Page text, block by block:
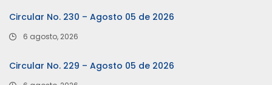
Circular No. 230 – Agosto 05 de 2026
6 agosto, 2026
Circular No. 229 – Agosto 05 de 2026